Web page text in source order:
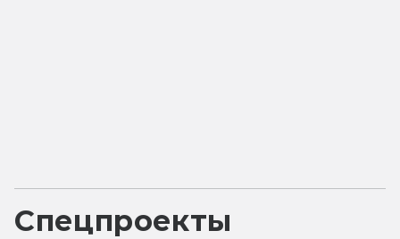
Спецпроекты